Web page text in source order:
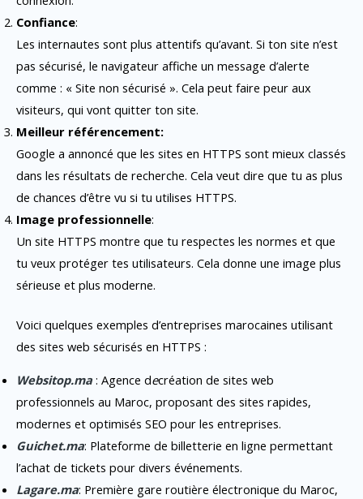
Confiance:
Les internautes sont plus attentifs qu’avant. Si ton site n’est
pas sécurisé, le navigateur affiche un message d’alerte
comme : « Site non sécurisé ». Cela peut faire peur aux
visiteurs, qui vont quitter ton site.
Meilleur référencement:
Google a annoncé que les sites en HTTPS sont mieux classés
dans les résultats de recherche. Cela veut dire que tu as plus
de chances d’être vu si tu utilises HTTPS.
Image professionnelle:
Un site HTTPS montre que tu respectes les normes et que
tu veux protéger tes utilisateurs. Cela donne une image plus
sérieuse et plus moderne.
Voici quelques exemples d’entreprises marocaines utilisant
des sites web sécurisés en HTTPS :
Websitop.ma : Agence decréation de sites web
professionnels au Maroc, proposant des sites rapides,
modernes et optimisés SEO pour les entreprises.
Guichet.ma: Plateforme de billetterie en ligne permettant
l’achat de tickets pour divers événements.
Lagare.ma: Première gare routière électronique du Maroc,